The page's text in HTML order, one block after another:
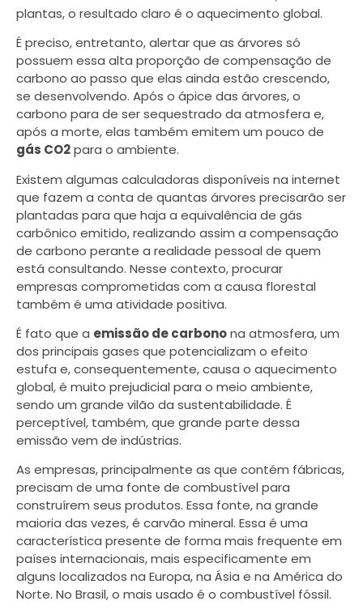
plantas, o resultado claro é o aquecimento global.
É preciso, entretanto, alertar que as árvores só
possuem essa alta proporção de compensação de
carbono ao passo que elas ainda estão crescendo,
se desenvolvendo. Após o ápice das árvores, o
carbono para de ser sequestrado da atmosfera e,
após a morte, elas também emitem um pouco de
gás CO2para o ambiente.
Existem algumas calculadoras disponíveis na internet
que fazem a conta de quantas árvores precisarão ser
plantadas para que haja a equivalência de gás
carbônico emitido, realizando assim a compensação
de carbono perante a realidade pessoal de quem
está consultando. Nesse contexto, procurar
empresas comprometidas com a causa florestal
também é uma atividade positiva.
É fato que a emissão de carbonona atmosfera, um
dos principais gases que potencializam o efeito
estufa e, consequentemente, causa o aquecimento
global, é muito prejudicial para o meio ambiente,
sendo um grande vilão da sustentabilidade. É
perceptível, também, que grande parte dessa
emissão vem de indústrias.
As empresas, principalmente as que contém fábricas,
precisam de uma fonte de combustível para
construírem seus produtos. Essa fonte, na grande
maioria das vezes, é carvão mineral. Essa é uma
característica presente de forma mais frequente em
países internacionais, mais especificamente em
alguns localizados na Europa, na Ásia e na América do
Norte. No Brasil, o mais usado é o combustível fóssil.